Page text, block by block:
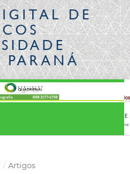
Legislação
CanaisDE
PARANÁ
/ Artigos